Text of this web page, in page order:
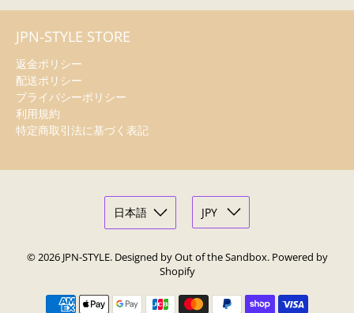
JPN-STYLE STORE
返金ポリシー
配送ポリシー
プライバシーポリシー
利用規約
特定商取引法に基づく表記
© 2026 JPN-STYLE. Designed by Out of the Sandbox. Powered by
Shopify